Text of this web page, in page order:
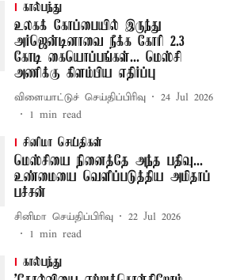
கால்பந்து
உலகக் கோப்பையில் இருந்து
அர்ஜென்டினாவை நீக்க கோரி 2.3
கோடி கையொப்பங்கள்... மெஸ்சி
அணிக்கு கிளம்பிய எதிர்ப்பு
விளையாட்டுச் செய்திப்பிரிவு
24 Jul 2026
1 min read
சினிமா செய்திகள்
மெஸ்சியை நினைத்தே அந்த பதிவு...
உண்மையை வெளிப்படுத்திய அமிதாப்
பச்சன்
சினிமா செய்திப்பிரிவு
22 Jul 2026
1 min read
கால்பந்து